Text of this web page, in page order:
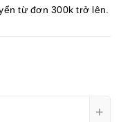
từ đơn 300k trở lên.
+